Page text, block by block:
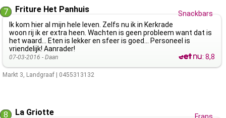
7 Friture Het Panhuis
Snackbars
Ik kom hier al mijn hele leven. Zelfs nu ik in Kerkrade
woon rij ik er extra heen. Wachten is geen probleem want dat is
het waard... Eten is lekker en sfeer is goed... Personeel is
vriendelijk! Aanrader!
07-03-2016 - Daan :8,8
Markt 3, Landgraaf 0455313132
8 La Griotte